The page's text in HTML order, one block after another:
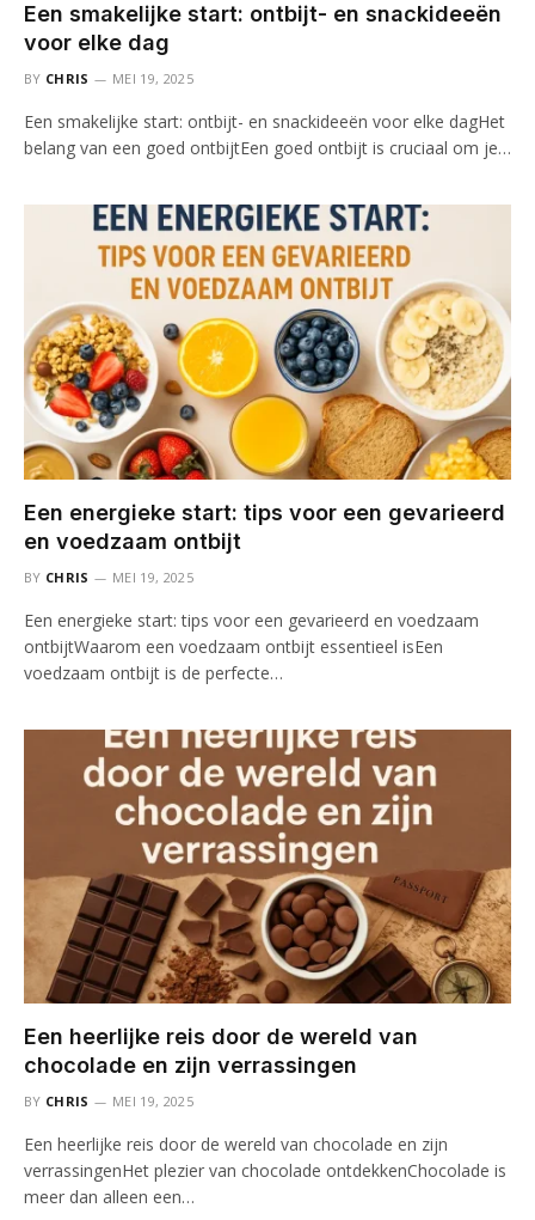
Een smakelijke start: ontbijt- en snackideeën
voor elke dag
BY CHRIS MEI 19, 2025
Een smakelijke start: ontbijt- en snackideeën voor elke dagHet
belang van een goed ontbijtEen goed ontbijt is cruciaal om je…
Een energieke start: tips voor een gevarieerd
en voedzaam ontbijt
BY CHRIS MEI 19, 2025
Een energieke start: tips voor een gevarieerd en voedzaam
ontbijtWaarom een voedzaam ontbijt essentieel isEen
voedzaam ontbijt is de perfecte…
Een heerlijke reis door de wereld van
chocolade en zijn verrassingen
BY CHRIS MEI 19, 2025
Een heerlijke reis door de wereld van chocolade en zijn
verrassingenHet plezier van chocolade ontdekkenChocolade is
meer dan alleen een…